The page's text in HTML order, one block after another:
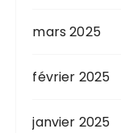
mars 2025
février 2025
janvier 2025